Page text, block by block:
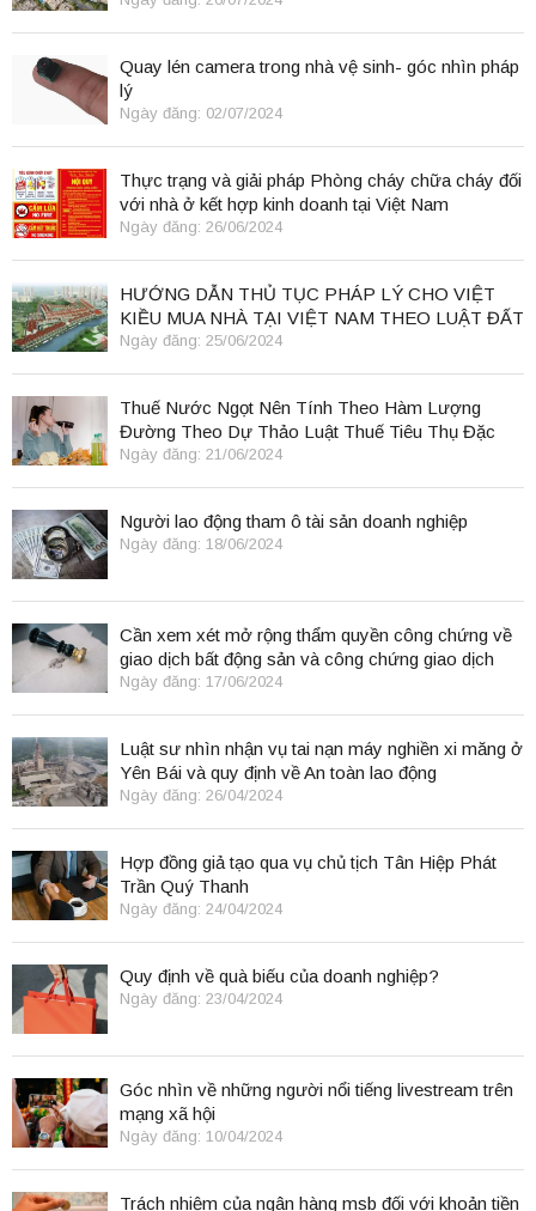
Quay lén camera trong nhà vệ sinh- góc nhìn pháp
lý
Ngày đăng: 02/07/2024
Thực trạng và giải pháp Phòng cháy chữa cháy đối
với nhà ở kết hợp kinh doanh tại Việt Nam
Ngày đăng: 26/06/2024
HƯỚNG DẪN THỦ TỤC PHÁP LÝ CHO VIỆT
KIỀU MUA NHÀ TẠI VIỆT NAM THEO LUẬT ĐẤT
ĐAI 2024
Ngày đăng: 25/06/2024
Thuế Nước Ngọt Nên Tính Theo Hàm Lượng
Đường Theo Dự Thảo Luật Thuế Tiêu Thụ Đặc
Biệt
Ngày đăng: 21/06/2024
Người lao động tham ô tài sản doanh nghiệp
Ngày đăng: 18/06/2024
Cần xem xét mở rộng thẩm quyền công chứng về
giao dịch bất động sản và công chứng giao dịch
điện tử.
Ngày đăng: 17/06/2024
Luật sư nhìn nhận vụ tai nạn máy nghiền xi măng ở
Yên Bái và quy định về An toàn lao động
Ngày đăng: 26/04/2024
Hợp đồng giả tạo qua vụ chủ tịch Tân Hiệp Phát
Trần Quý Thanh
Ngày đăng: 24/04/2024
Quy định về quà biếu của doanh nghiệp?
Ngày đăng: 23/04/2024
Góc nhìn về những người nổi tiếng livestream trên
mạng xã hội
Ngày đăng: 10/04/2024
Trách nhiệm của ngân hàng msb đối với khoản tiền